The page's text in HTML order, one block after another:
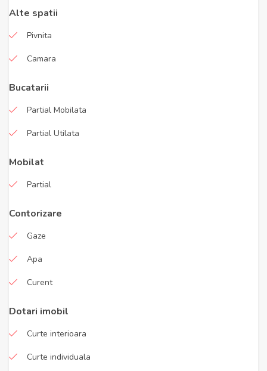
Alte spatii
Pivnita
Camara
Bucatarii
Partial Mobilata
Partial Utilata
Mobilat
Partial
Contorizare
Gaze
Apa
Curent
Dotari imobil
Curte interioara
Curte individuala